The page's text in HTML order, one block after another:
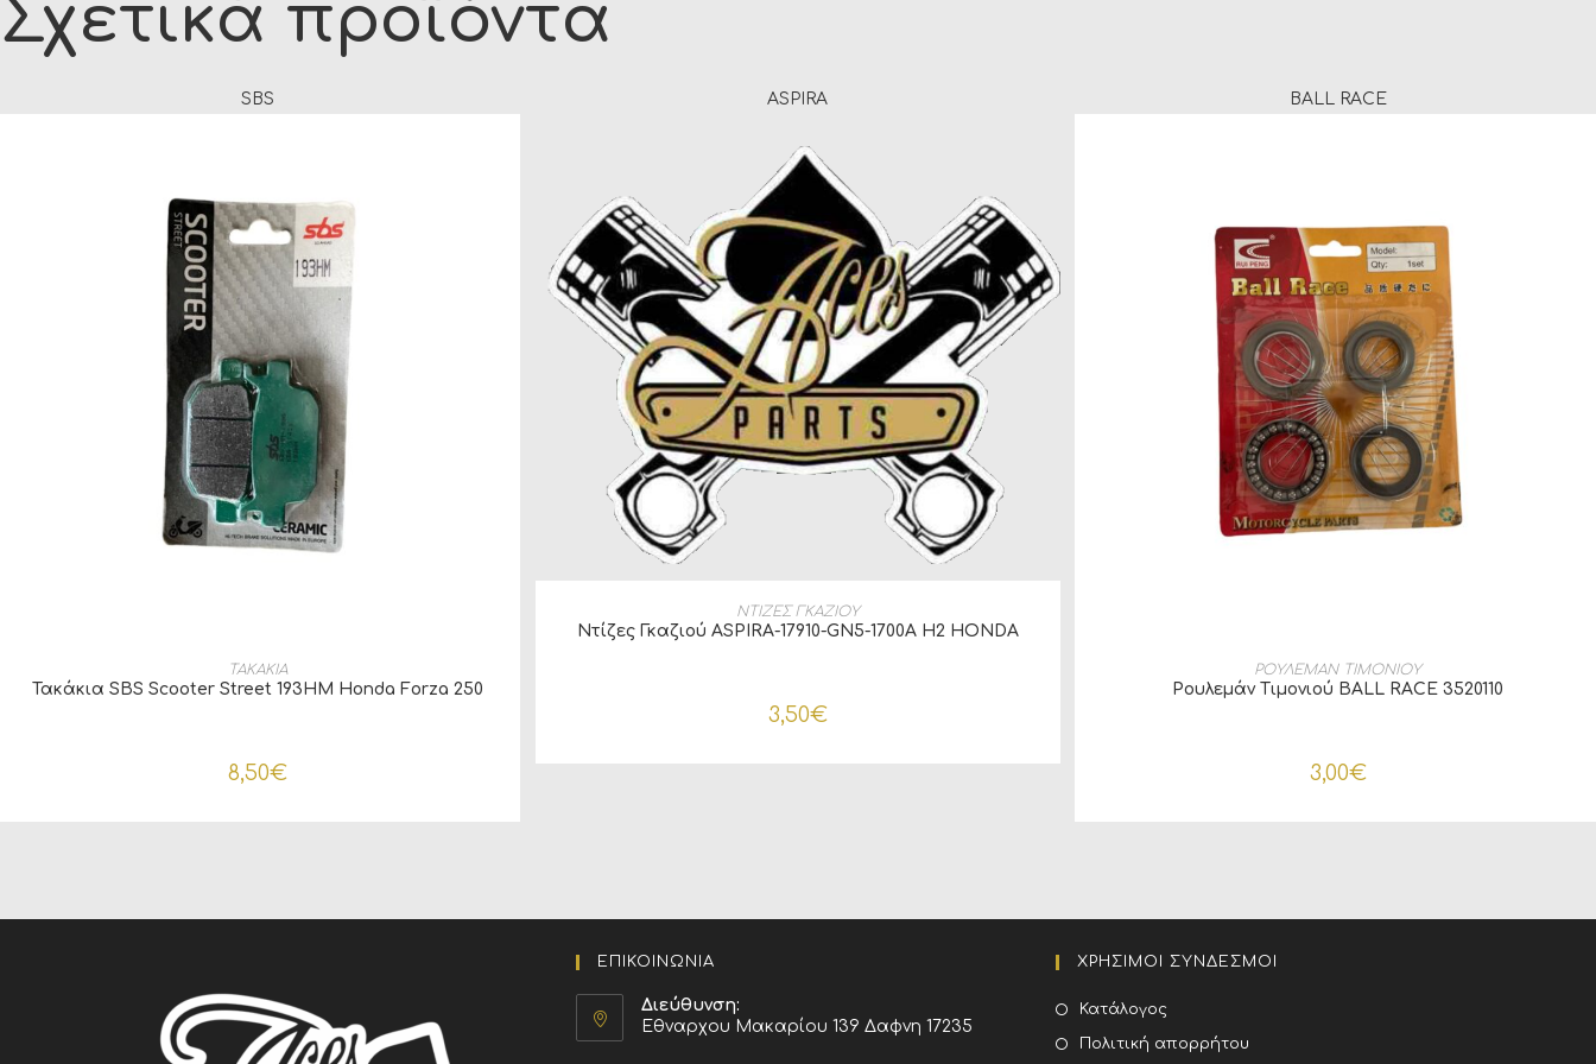
Σχετικά προϊόντα
SBS
ΠΡΟΣΘΉΚΗ ΣΤΟ ΚΑΛΆΘΙ
ΤΑΚΑΚΙΑ
Τακάκια SBS Scooter Street 193HM Honda Forza 250
8,50€
ASPIRA
ΠΡΟΣΘΉΚΗ ΣΤΟ ΚΑΛΆΘΙ
ΝΤΙΖΕΣ ΓΚΑΖΙΟΥ
Ντίζες Γκαζιού ASPIRA-17910-GN5-1700A H2 HONDA
3,50€
BALL RACE
ΠΡΟΣΘΉΚΗ ΣΤΟ ΚΑΛΆΘΙ
ΡΟΥΛΕΜΑΝ ΤΙΜΟΝΙΟΥ
Ρουλεμάν Τιμονιού BALL RACE 3520110
3,00€
ΕΠΙΚΟΙΝΩΝΙΑ
Διεύθυνση:
Εθναρχου Μακαρίου 139 Δαφνη 17235
ΧΡΗΣΙΜΟΙ ΣΥΝΔΕΣΜΟΙ
Κατάλογος
Πολιτική απορρήτου